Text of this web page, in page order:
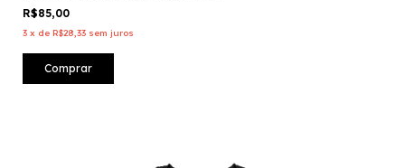
R$85,00
3 x de R$28,33 sem juros
Comprar